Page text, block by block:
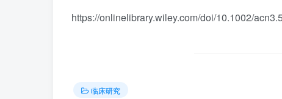
https://onlinelibrary.wiley.com/doi/10.1002/
临床研究